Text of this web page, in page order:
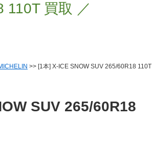
110T 買取 ／
>> [1本] X-ICE SNOW SUV 265/60R18 110T
SUV 265/60R18